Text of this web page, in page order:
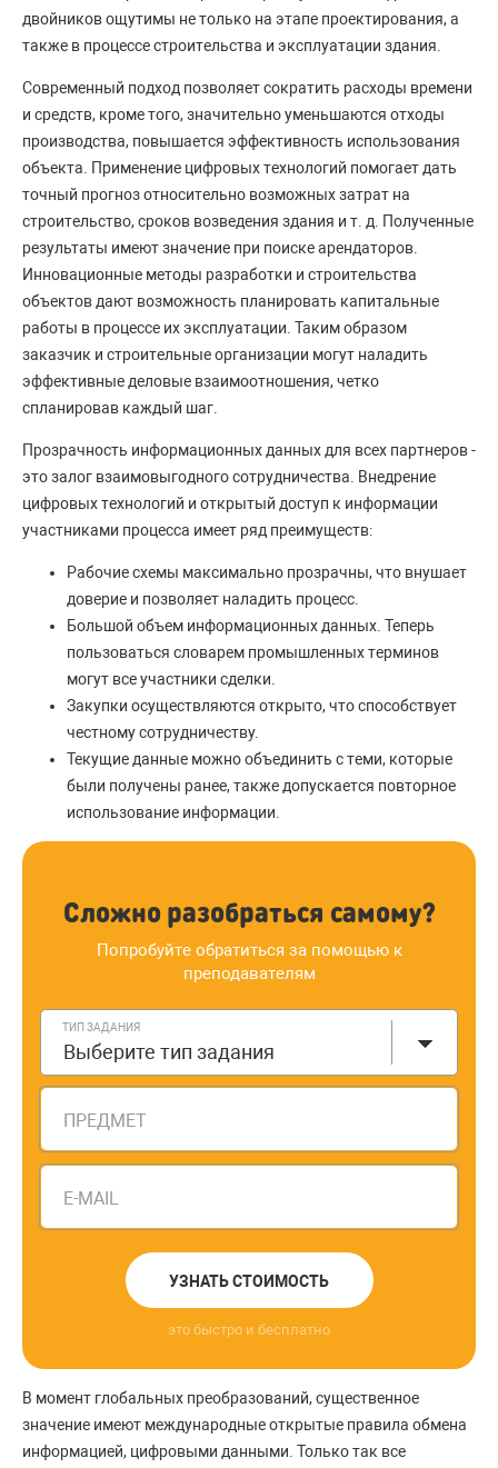
двойников ощутимы не только на этапе проектирования, а
также в процессе строительства и эксплуатации здания.
Современный подход позволяет сократить расходы времени
и средств, кроме того, значительно уменьшаются отходы
производства, повышается эффективность использования
объекта. Применение цифровых технологий помогает дать
точный прогноз относительно возможных затрат на
строительство, сроков возведения здания и т. д. Полученные
результаты имеют значение при поиске арендаторов.
Инновационные методы разработки и строительства
объектов дают возможность планировать капитальные
работы в процессе их эксплуатации. Таким образом
заказчик и строительные организации могут наладить
эффективные деловые взаимоотношения, четко
спланировав каждый шаг.
Прозрачность информационных данных для всех партнеров -
это залог взаимовыгодного сотрудничества. Внедрение
цифровых технологий и открытый доступ к информации
участниками процесса имеет ряд преимуществ:
Рабочие схемы максимально прозрачны, что внушает
доверие и позволяет наладить процесс.
Большой объем информационных данных. Теперь
пользоваться словарем промышленных терминов
могут все участники сделки.
Закупки осуществляются открыто, что способствует
честному сотрудничеству.
Текущие данные можно объединить с теми, которые
были получены ранее, также допускается повторное
использование информации.
Сложно разобраться самому?
Попробуйте обратиться за помощью к
преподавателям
ТИП ЗАДАНИЯ
Выберите тип задания
ПРЕДМЕТ
E-MAIL
УЗНАТЬ СТОИМОСТЬ
это быстро и бесплатно
В момент глобальных преобразований, существенное
значение имеют международные открытые правила обмена
информацией, цифровыми данными. Только так все